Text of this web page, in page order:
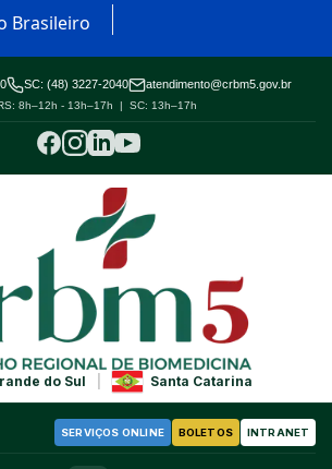
Brasileiro
SC: (48) 3227-2040 atendimento@crbm5.gov.br
8h–12h - 13h–17h | SC: 13h–17h
do Sul Santa Catarina
SERVIÇOS ONLINE BOLETOS INTRANET